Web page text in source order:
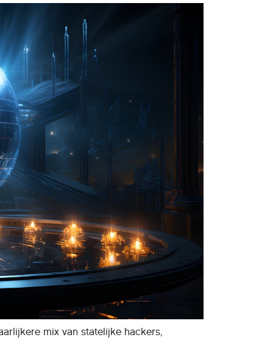
mix van statelijke hackers,